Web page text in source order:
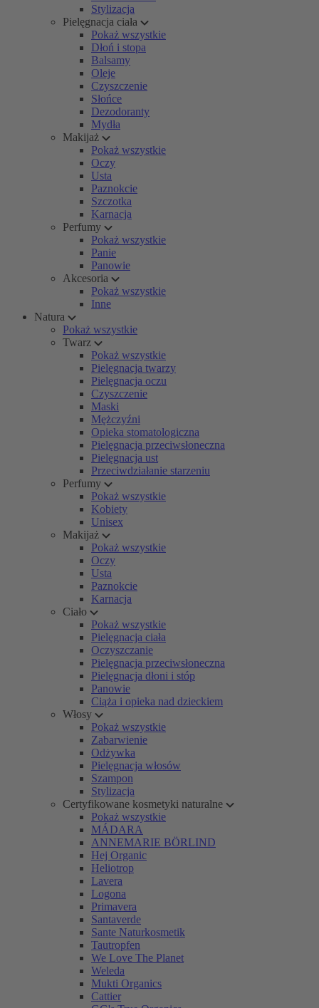
Stylizacja
Pielęgnacja ciała
Pokaż wszystkie
Dłoń i stopa
Balsamy
Oleje
Czyszczenie
Słońce
Dezodoranty
Mydła
Makijaż
Pokaż wszystkie
Oczy
Usta
Paznokcie
Szczotka
Karnacja
Perfumy
Pokaż wszystkie
Panie
Panowie
Akcesoria
Pokaż wszystkie
Inne
Natura
Pokaż wszystkie
Twarz
Pokaż wszystkie
Pielęgnacja twarzy
Pielęgnacja oczu
Czyszczenie
Maski
Mężczyźni
Opieka stomatologiczna
Pielęgnacja przeciwsłoneczna
Pielęgnacja ust
Przeciwdziałanie starzeniu
Perfumy
Pokaż wszystkie
Kobiety
Unisex
Makijaż
Pokaż wszystkie
Oczy
Usta
Paznokcie
Karnacja
Ciało
Pokaż wszystkie
Pielęgnacja ciała
Oczyszczanie
Pielęgnacja przeciwsłoneczna
Pielęgnacja dłoni i stóp
Panowie
Ciąża i opieka nad dzieckiem
Włosy
Pokaż wszystkie
Zabarwienie
Odżywka
Pielęgnacja włosów
Szampon
Stylizacja
Certyfikowane kosmetyki naturalne
Pokaż wszystkie
MÁDARA
ANNEMARIE BÖRLIND
Hej Organic
Heliotrop
Lavera
Logona
Primavera
Santaverde
Sante Naturkosmetik
Tautropfen
We Love The Planet
Weleda
Mukti Organics
Cattier